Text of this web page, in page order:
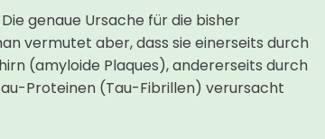
genaue Ursache für die bisher
vermutet aber, dass sie einerseits durch
(amyloide Plaques), andererseits durch
Proteinen (Tau-Fibrillen) verursacht